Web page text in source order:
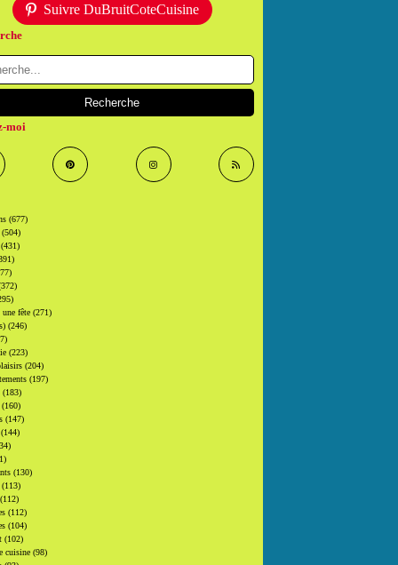
Suivre DuBruitCoteCuisine
moi
(677)
(504)
(431)
une fête (271)
(246)
(223)
(204)
(197)
(183)
(160)
(147)
(144)
(130)
(113)
(112)
(112)
(104)
(102)
cuisine (98)